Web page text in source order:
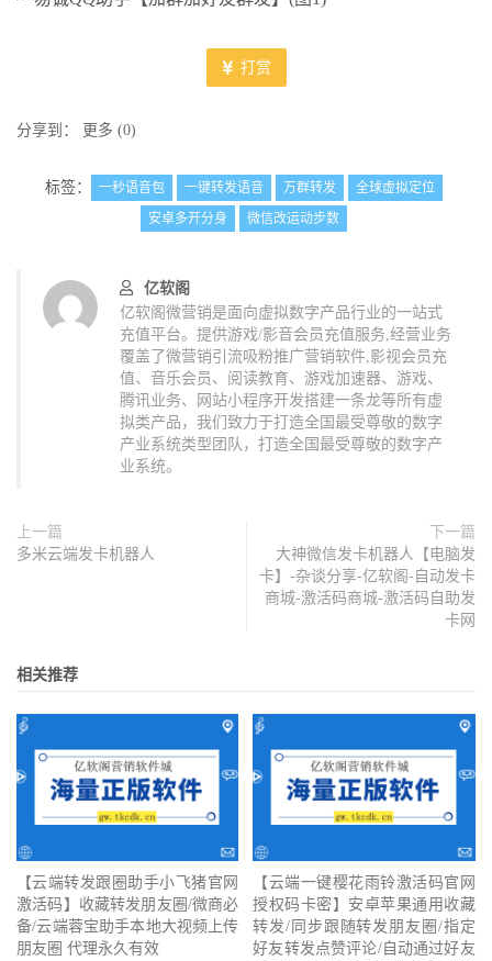
打赏
分享到： 更多 (0)
标签： 一秒语音包 一键转发语音 万群转发
全球虚拟定位
安卓多开分身
微信改运动步数
亿软阁
亿软阁微营销是面向虚拟数字产品行业的一站式
充值平台。提供游戏/影音会员充值服务,经营业务
覆盖了微营销引流吸粉推广营销软件,影视会员充
值、音乐会员、阅读教育、游戏加速器、游戏、
腾讯业务、网站小程序开发搭建一条龙等所有虚
拟类产品，我们致力于打造全国最受尊敬的数字
产业系统类型团队，打造全国最受尊敬的数字产
业系统。
上一篇
多米云端发卡机器人
下一篇
大神微信发卡机器人【电脑发
卡】-杂谈分享-亿软阁-自动发卡
商城-激活码商城-激活码自助发
卡网
相关推荐
【云端转发跟圈助手小飞猪官网
激活码】收藏转发朋友圈/微商必
备/云端蓉宝助手本地大视频上传
朋友圈 代理永久有效
【云端一键樱花雨铃激活码官网
授权码卡密】安卓苹果通用收藏
转发/同步跟随转发朋友圈/指定
好友转发点赞评论/自动通过好友